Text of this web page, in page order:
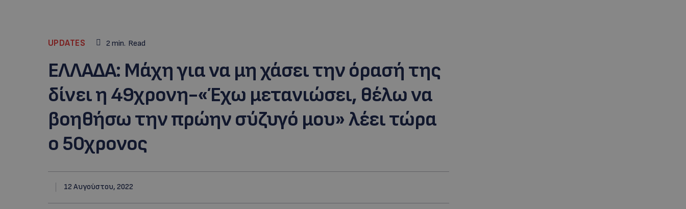
UPDATES 2 min. Read
ΕΛΛΑΔΑ: Μάχη για να μη χάσει την όρασή της
δίνει η 49χρονη-«Έχω μετανιώσει, θέλω να
βοηθήσω την πρώην σύζυγό μου» λέει τώρα
ο 50χρονος
12 Αυγούστου, 2022